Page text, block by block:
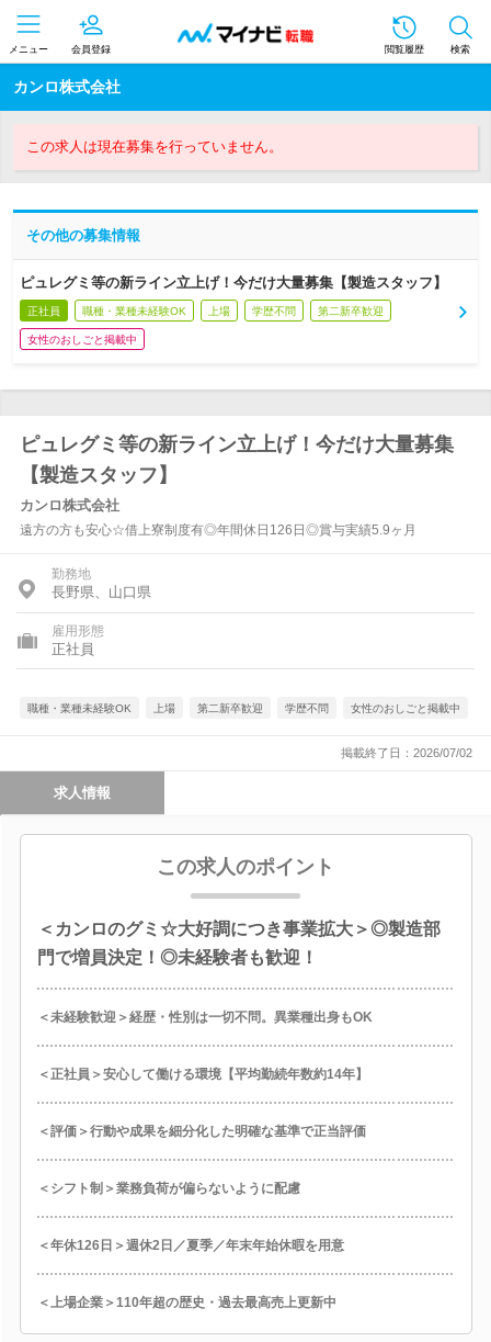
メニュー 会員登録 閲覧履歴 検索
カンロ株式会社
この求人は現在募集を行っていません。
その他の募集情報
ピュレグミ等の新ライン立上げ！今だけ大量募集【製造スタッフ】
正社員 職種・業種未経験OK 上場 学歴不問 第二新卒歓迎
女性のおしごと掲載中
ピュレグミ等の新ライン立上げ！今だけ大量募集
【製造スタッフ】
カンロ株式会社
遠方の方も安心☆借上寮制度有◎年間休日126日◎賞与実績5.9ヶ月
勤務地
長野県、山口県
雇用形態
正社員
職種・業種未経験OK 上場 第二新卒歓迎 学歴不問 女性のおしごと掲載中
掲載終了日：2026/07/02
求人情報
この求人のポイント
＜カンロのグミ☆大好調につき事業拡大＞◎製造部
門で増員決定！◎未経験者も歓迎！
＜未経験歓迎＞経歴・性別は一切不問。異業種出身もOK
＜正社員＞安心して働ける環境【平均勤続年数約14年】
＜評価＞行動や成果を細分化した明確な基準で正当評価
＜シフト制＞業務負荷が偏らないように配慮
＜年休126日＞週休2日／夏季／年末年始休暇を用意
＜上場企業＞110年超の歴史・過去最高売上更新中